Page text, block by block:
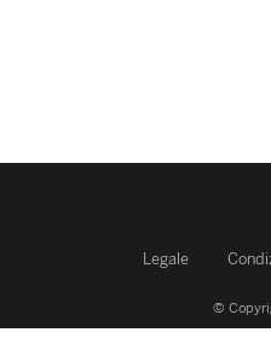
Legale
©